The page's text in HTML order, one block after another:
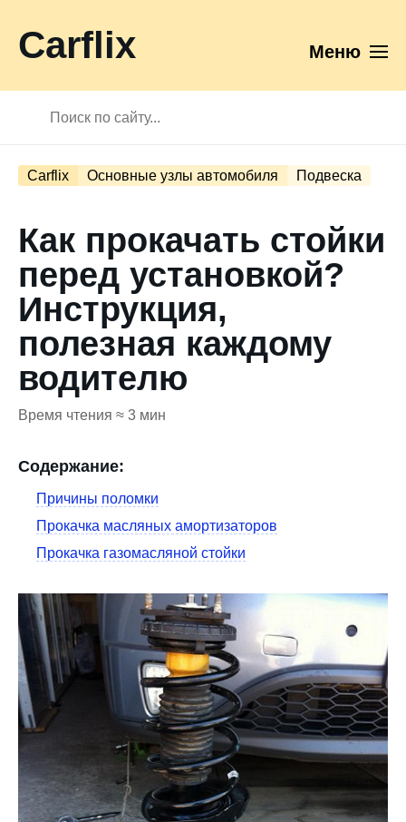
Carflix Меню
Carflix Основные узлы автомобиля Подвеска
Как прокачать стойки
перед установкой?
Инструкция,
полезная каждому
водителю
Время чтения ≈ 3 мин
Содержание:
Причины поломки
Прокачка масляных амортизаторов
Прокачка газомасляной стойки